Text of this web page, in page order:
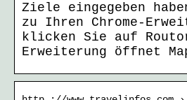
Ziele eingegeben
zu Ihren Chrome-
klicken Sie auf
Erweiterung öffnet